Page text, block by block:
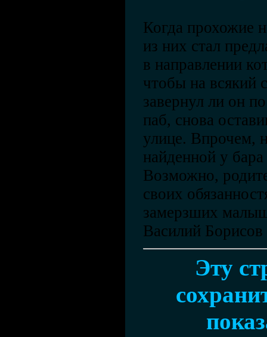
Когда прохожие
из них стал
в направлении
чтобы на всякий
завернул ли он
паб, снова
улице. Впрочем,
найденной у
Возможно,
своих
замерзших
Василий Борисов
Эту